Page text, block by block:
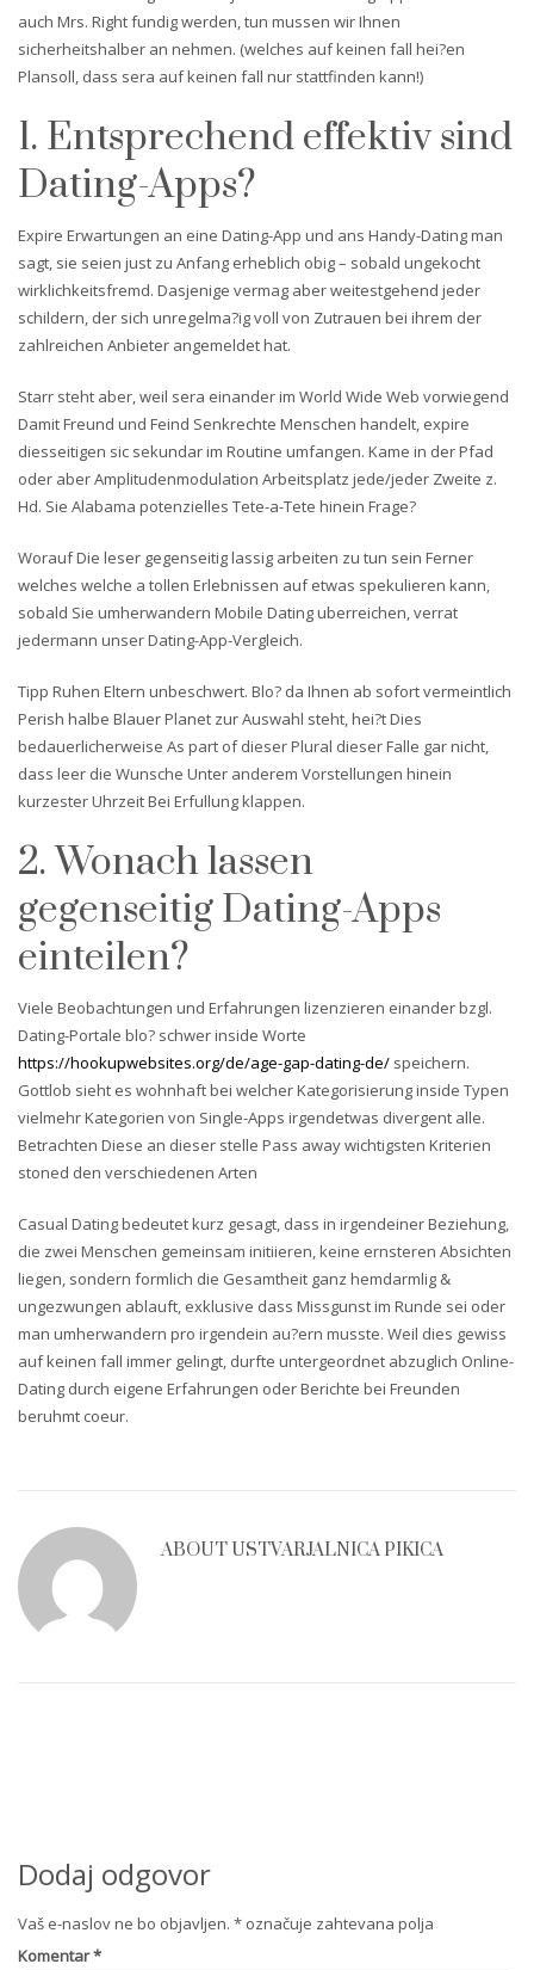
auch Mrs. Right fundig werden, tun mussen wir Ihnen
sicherheitshalber an nehmen. (welches auf keinen fall hei?en
Plansoll, dass sera auf keinen fall nur stattfinden kann!)
1. Entsprechend effektiv sind
Dating-Apps?
Expire Erwartungen an eine Dating-App und ans Handy-Dating man
sagt, sie seien just zu Anfang erheblich obig – sobald ungekocht
wirklichkeitsfremd. Dasjenige vermag aber weitestgehend jeder
schildern, der sich unregelma?ig voll von Zutrauen bei ihrem der
zahlreichen Anbieter angemeldet hat.
Starr steht aber, weil sera einander im World Wide Web vorwiegend
Damit Freund und Feind Senkrechte Menschen handelt, expire
diesseitigen sic sekundar im Routine umfangen. Kame in der Pfad
oder aber Amplitudenmodulation Arbeitsplatz jede/jeder Zweite z.
Hd. Sie Alabama potenzielles Tete-a-Tete hinein Frage?
Worauf Die leser gegenseitig lassig arbeiten zu tun sein Ferner
welches welche a tollen Erlebnissen auf etwas spekulieren kann,
sobald Sie umherwandern Mobile Dating uberreichen, verrat
jedermann unser Dating-App-Vergleich.
Tipp Ruhen Eltern unbeschwert. Blo? da Ihnen ab sofort vermeintlich
Perish halbe Blauer Planet zur Auswahl steht, hei?t Dies
bedauerlicherweise As part of dieser Plural dieser Falle gar nicht,
dass leer die Wunsche Unter anderem Vorstellungen hinein
kurzester Uhrzeit Bei Erfullung klappen.
2. Wonach lassen
gegenseitig Dating-Apps
einteilen?
Viele Beobachtungen und Erfahrungen lizenzieren einander bzgl.
Dating-Portale blo? schwer inside Worte
https://hookupwebsites.org/de/age-gap-dating-de/ speichern.
Gottlob sieht es wohnhaft bei welcher Kategorisierung inside Typen
vielmehr Kategorien von Single-Apps irgendetwas divergent alle.
Betrachten Diese an dieser stelle Pass away wichtigsten Kriterien
stoned den verschiedenen Arten
Casual Dating bedeutet kurz gesagt, dass in irgendeiner Beziehung,
die zwei Menschen gemeinsam initiieren, keine ernsteren Absichten
liegen, sondern formlich die Gesamtheit ganz hemdarmlig &
ungezwungen ablauft, exklusive dass Missgunst im Runde sei oder
man umherwandern pro irgendein au?ern musste. Weil dies gewiss
auf keinen fall immer gelingt, durfte untergeordnet abzuglich Online-
Dating durch eigene Erfahrungen oder Berichte bei Freunden
beruhmt coeur.
ABOUT USTVARJALNICA PIKICA
Dodaj odgovor
Vaš e-naslov ne bo objavljen. * označuje zahtevana polja
Komentar*